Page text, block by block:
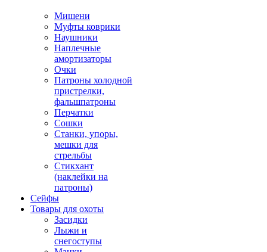
Мишени
Муфты коврики
Наушники
Наплечные
амортизаторы
Очки
Патроны холодной
пристрелки,
фальшпатроны
Перчатки
Сошки
Станки, упоры,
мешки для
стрельбы
Стикхант
(наклейки на
патроны)
Сейфы
Товары для охоты
Засидки
Лыжи и
снегоступы